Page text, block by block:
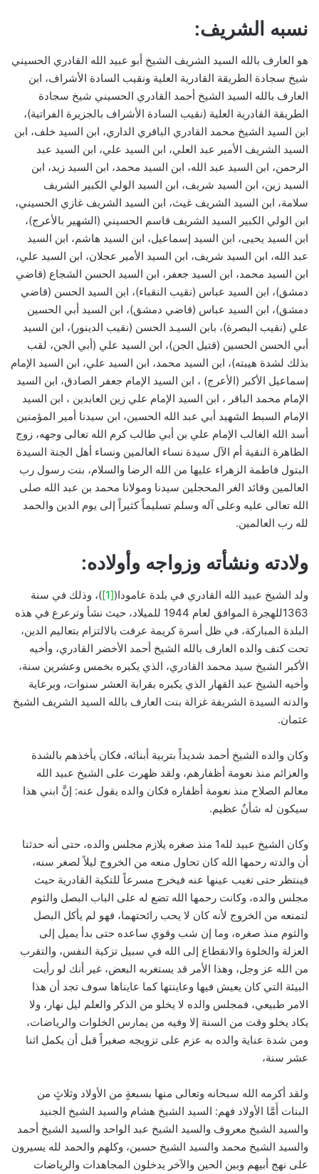
نسبه الشريف:
هو العارف بالله السيد الشريف الشيخ أبو عبيد الله القادري الحسيني
شيخ سجادة الطريقة القادرية العلية ونقيب السادة الأشراف، ابن
العارف بالله السيد الشيخ أحمد القادري الحسيني شيخ سجادة
الطريقة القادرية العلية (نقيب السادة الأشراف بالجزيرة الفراتية)،
ابن السيد الشيخ محمد القادري الباقري الداري، ابن السيد خلف، ابن
السيد الشريف الأمير عبد العلي، ابن السيد علي، ابن السيد عبد
الرحمن، ابن السيد عبد الله، ابن السيد محمد، ابن السيد زيد، ابن
السيد زين، ابن السيد شريف، ابن السيد الولي الكبير الشريف
سلامة، ابن السيد الشريف غيث، ابن السيد الشريف غازي الحسيني،
ابن الولي الكبير السيد الشريف قاسم الحسيني (الشهير بالأعرج)،
ابن السيد يحيى، ابن السيد إسماعيل، ابن السيد هاشم، ابن السيد
عبد الله، ابن السيد شريف، ابن السيد الأمير عجلان، ابن السيد علي،
ابن السيد محمد، ابن السيد جعفر، ابن السيد الحسن الشجاع (قاضي
دمشق)، ابن السيد عباس (نقيب النقباء)، ابن السيد الحسن (قاضي
دمشق)، ابن السيد عباس (قاضي دمشق)، ابن السيد أبي الحسين
علي (نقيب البصرة)، بابن السيـد الحسن (نقيب الدينور)، ابن السيد
أبي الحسن الحسين (قتيل الجن)، ابن السيد علي (أبي الجن، لقب
بذلك لشدة هيبته)، ابن السيد محمد، ابن السيد علي، ابن السيد الإمام
إسماعيل الأكبر (الأعرج) ، ابن السيد الإمام جعفر الصادق، ابن السيد
الإمام محمد الباقر ، ابن السيد الإمام علي زين العابدين ، ابن السيد
الإمام السبط الشهيد أبي عبد الله الحسين، ابن سيدنا أمير المؤمنين
أسد الله الغالب الإمام علي بن أبي طالب كرم الله تعالى وجهه، زوج
الطاهرة النقية أم الآل سيدة نساء العالمين ونساء أهل الجنة السيدة
البتول فاطمة الزهراء عليها من الله الرضا والسلام، بنت رسول رب
العالمين وقائد الغر المحجلين سيدنا ومولانا محمد بن عبد الله صلى
الله تعالى عليه وعلى آله وسلم تسليماً كثيراً إلى يوم الدين والحمد
لله رب العالمين.
ولادته ونشأته وزواجه وأولاده:
ولد الشيخ عبيد الله القادري في بلدة عامودا([1]
)، وذلك في سنة
1363للهجرة الموافق لعام 1944 للميلاد، حيث نشأ وترعرع في هذه
البلدة المباركة، في ظل أسرة كريمة عرفت بالالتزام بتعاليم الدين،
تحت كنف والده العارف بالله الشيخ أحمد الأخضر القادري، وأخيه
الأكبر الشيخ سيد محمد القادري، الذي يكبره بخمس وعشرين سنة،
وأخيه الشيخ عبد القهار الذي يكبره بقرابة العشر سنوات، وبرعاية
والدته السيدة الشريفة غزالة بنت العارف بالله السيد الشريف الشيخ
عثمان.
وكان والده الشيخ أحمد شديداً بتربية أبنائه، فكان يأخذهم بالشدة
والعزائم منذ نعومة أظفارهم، ولقد ظهرت على الشيخ عبيد الله
معالم الصلاح منذ نعومة أظفاره فكان والده يقول عنه: إنَّ ابني هذا
سيكون له شأنٌ عظيم.
وكان الشيخ عبيد لله1 منذ صغره يلازم مجلس والده، حتى أنه حدثنا
أن والدته رحمها الله كان تحاول منعه من الخروج ليلاً لصغر سنه،
فينتظر حتى تغيب عينها عنه فيخرج مسرعاً للتكية القادرية حيث
مجلس والده، وكانت رحمها الله تضع له على الباب البصل والثوم
لتمنعه من الخروج لأنه كان لا يحب رائحتهما، فهو لم يأكل البصل
والثوم منذ صغره، وما إن شب وقوي ساعده حتى بدأ يميل إلى
العزلة والخلوة والانقطاع إلى الله في سبيل تزكية النفس، والتقرب
من الله عز وجل، وهذا الأمر قد يستغربه البعض، غير أنك لو رأيت
البيئة التي كان يعيش فيها وعاينتها كما عايناها سوف تجد أن هذا
الامر طبيعي، فمجلس والده لا يخلو من الذكر والعلم ليل نهار، ولا
يكاد يخلو وقت من السنة إلا وفيه من يمارس الخلوات والرياضات،
ومن شدة عناية والده به عزم على تزويجه صغيراً قبل أن يكمل اثنا
عشر سنة،
ولقد أكرمه الله سبحانه وتعالى منها بسبعةٍ من الأولاد وثلاثٍ من
البنات أَمَّا الأولاد فهم: السيد الشيخ هشام والسيد الشيخ الجنيد
والسيد الشيخ معروف والسيد الشيخ عبد الواحد والسيد الشيخ أحمد
والسيد الشيخ محمد والسيد الشيخ حسين، وكلهم والحمد لله يسيرون
على نهج أبيهم وبين الحين والآخر يدخلون المجاهدات والرياضات